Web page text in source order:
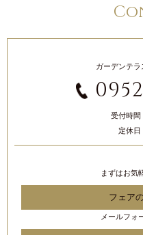
ガーデンテ
受付時間
定休日
まずはお気
フェア
メールフォ